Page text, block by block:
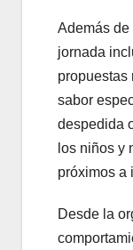
Además
jornada
propuestas
sabor
despedida
los niños y
próximos a
Desde la